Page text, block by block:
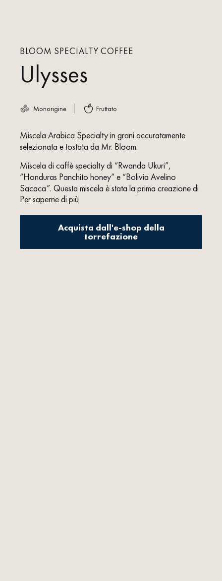
BLOOM SPECIALTY COFFEE
Ulysses
Monorigine Fruttato
Miscela Arabica Specialty in grani accuratamente
selezionata e tostata da Mr. Bloom.
Miscela di caffè specialty di “Rwanda Ukuri”,
“Honduras Panchito honey” e “Bolivia Avelino
Sacaca”. Questa miscela è stata la prima creazione di
Mr Bloom, per questo ha deciso di prendere il nome
Trieste, città natale di Mr Bloom.
Per saperne di più
Acquista dall'e-shop della
torrefazione